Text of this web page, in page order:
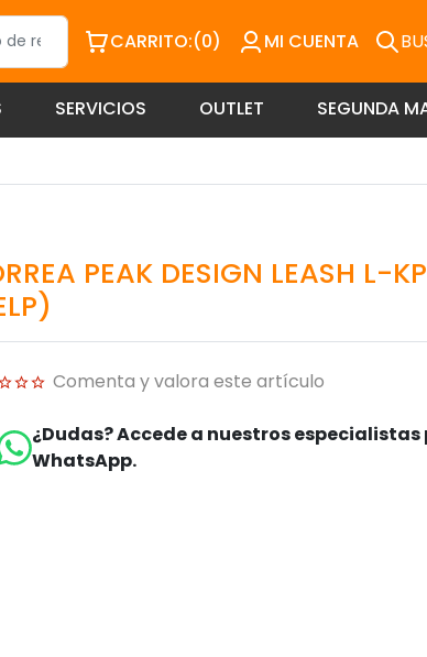
CARRITO:(0) MI CUENTA
SERVICIOS OUTLET SEGUNDA
PEAK DESIGN LEASH L-
Comenta y valora este artículo
¿Dudas? Accede a nuestros especialistas
WhatsApp.